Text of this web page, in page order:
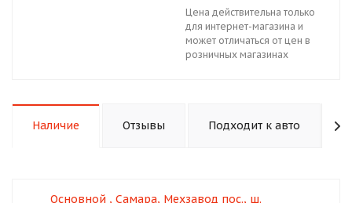
Цена действительна только
для интернет-магазина и
может отличаться от цен в
розничных магазинах
Наличие Отзывы Подходит к авто
Основной , Самара, Мехзавод пос., ш.